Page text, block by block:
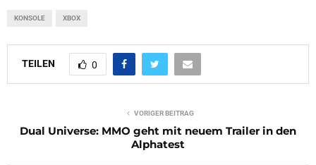
KONSOLE XBOX
TEILEN 0
VORIGER BEITRAG
Dual Universe: MMO geht mit neuem Trailer in den
Alphatest